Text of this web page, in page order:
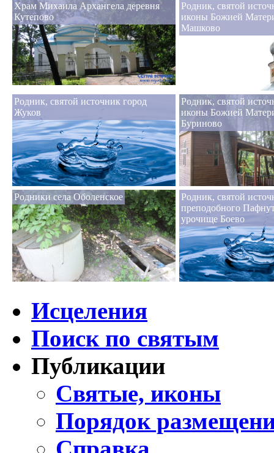
Храм Михаила Архангела деревня
Кутепово
Родник, святой
иконы Божией
Машково
Родник, святой источник город
Жуков
Родник, святой
иконы Божией
Буриново
Родники села Оболенское
Родник, святой
преподобного
урочище Боево
Исцеления
Поиск по святым
Публикации
Святые, иконы
Порядок